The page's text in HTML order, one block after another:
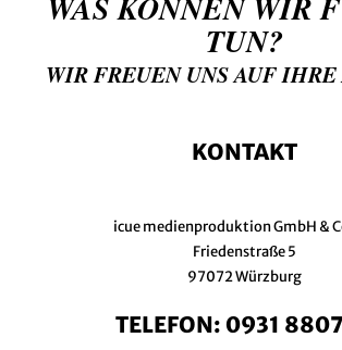
WAS KÖNNEN WIR
TUN?
WIR FREUEN UNS AUF
KONTAKT
icue medienproduktion GmbH &
Friedenstraße 5
97072 Würzburg
TELEFON: 0931